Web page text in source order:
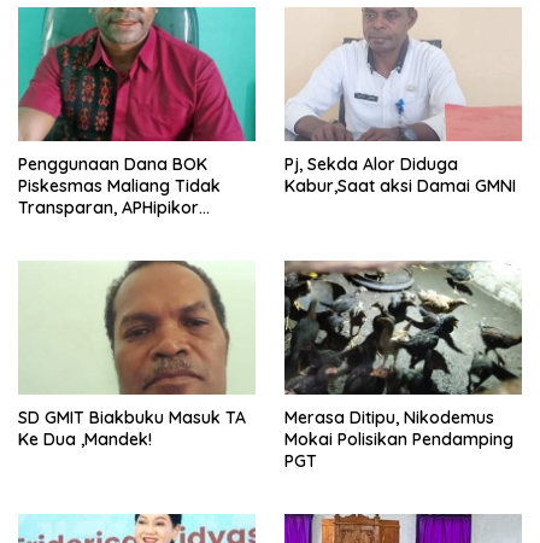
Penggunaan Dana BOK
Piskesmas Maliang Tidak
Transparan, APHipikor
Pj, Sekda Alor Diduga
Kabur,Saat aksi Damai GMNI
SD GMIT Biakbuku Masuk TA
Ke Dua ,Mandek!
Merasa Ditipu, Nikodemus
Mokai Polisikan Pendamping
PGT